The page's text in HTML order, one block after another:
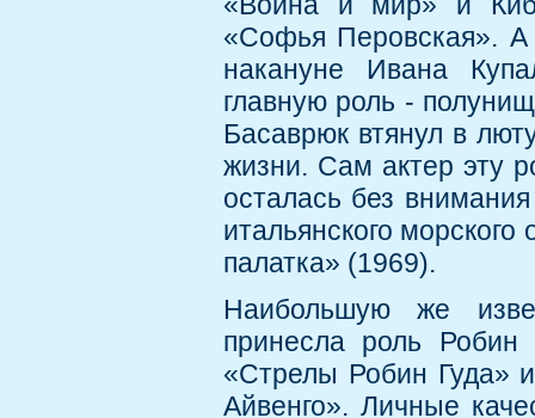
«Софья Перовская».
накануне Ивана
главную роль -
Басаврюк втянул в
жизни. Сам актер эту
осталась без
итальянского
палатка» (1969).
Наибольшую же
принесла роль Робин
«Стрелы Робин Гуда»
Айвенго». Личные